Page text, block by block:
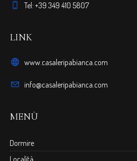
Tel: +39 349 410 5807
LINK
www.casaleripabianca.com
info@casaleripabianca.com
MENÙ
Dormire